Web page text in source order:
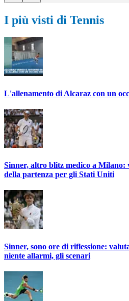
I più visti di Tennis
L'allenamento di Alcaraz con un
Sinner, altro blitz medico a
della partenza per gli Stati Uniti
Sinner, sono ore di riflessione:
niente allarmi, gli scenari